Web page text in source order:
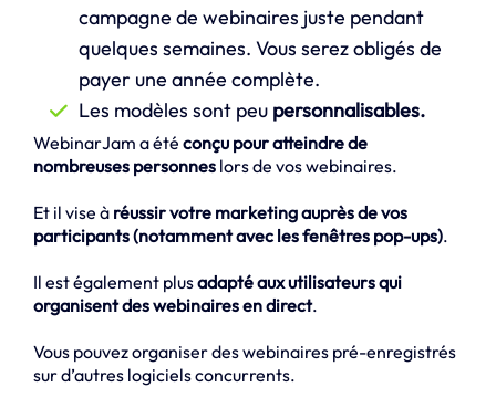
campagne de webinaires juste pendant
quelques semaines. Vous serez obligés de
payer une année complète.
Les modèles sont peu personnalisables.
WebinarJam a été conçu pour atteindre de
nombreuses personnes lors de vos webinaires.
Et il vise à réussir votre marketing auprès de vos
participants (notamment avec les fenêtres pop-ups).
Il est également plusadapté aux utilisateurs qui
organisent des webinaires en direct.
Vous pouvez organiser des webinaires pré-enregistrés
sur d’autres logiciels concurrents.